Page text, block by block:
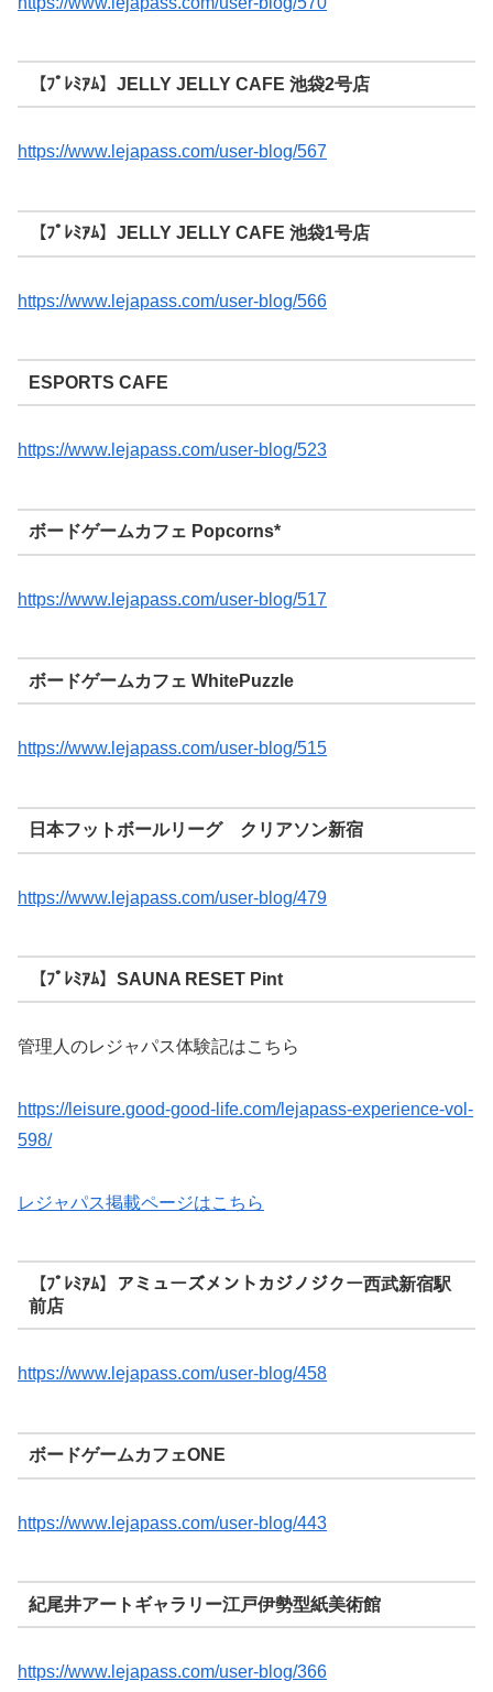
【ﾌﾟﾚﾐｱﾑ】JELLY JELLY CAFE 池袋2号店
https://www.lejapass.com/user-blog/567
【ﾌﾟﾚﾐｱﾑ】JELLY JELLY CAFE 池袋1号店
https://www.lejapass.com/user-blog/566
ESPORTS CAFE
https://www.lejapass.com/user-blog/523
ボードゲームカフェ Popcorns*
https://www.lejapass.com/user-blog/517
ボードゲームカフェ WhitePuzzle
https://www.lejapass.com/user-blog/515
日本フットボールリーグ クリアソン新宿
https://www.lejapass.com/user-blog/479
【ﾌﾟﾚﾐｱﾑ】SAUNA RESET Pint
管理人のレジャパス体験記はこちら
https://leisure.good-good-life.com/lejapass-experience-vol-
598/
レジャパス掲載ページはこちら
【ﾌﾟﾚﾐｱﾑ】アミューズメントカジノジクー西武新宿駅
前店
https://www.lejapass.com/user-blog/458
ボードゲームカフェONE
https://www.lejapass.com/user-blog/443
紀尾井アートギャラリー江戸伊勢型紙美術館
https://www.lejapass.com/user-blog/366